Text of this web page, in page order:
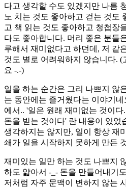
다고 생각할 수도 있겠지만 나름
노 치는 것도 좋아하고 걷는 것도
고 책 읽는 것도 좋아하고 청첩장
다도 좋아합니다. 머리 좋은 분들
루해서 재미없다고 하던데, 저 같
것도 별로 어려워하지 않습니다. (
요 -.-)
일을 하는 순간은 그리 나쁘지 않
는 동안에는 즐거웠다는 이야기
에서.. '일은 원래 재미없는 것이다
돈을 받는 것이다' 란 내용이 있었
생각하지는 않지만, 일이 항상 재
쇄가 일을 시작하지 못하게 만든
재미있는 일만 하는 것도 나쁘지
하도 얇아서 -_- 돈을 만들어내기
저처럼 자주 문맥이 변하지 않는